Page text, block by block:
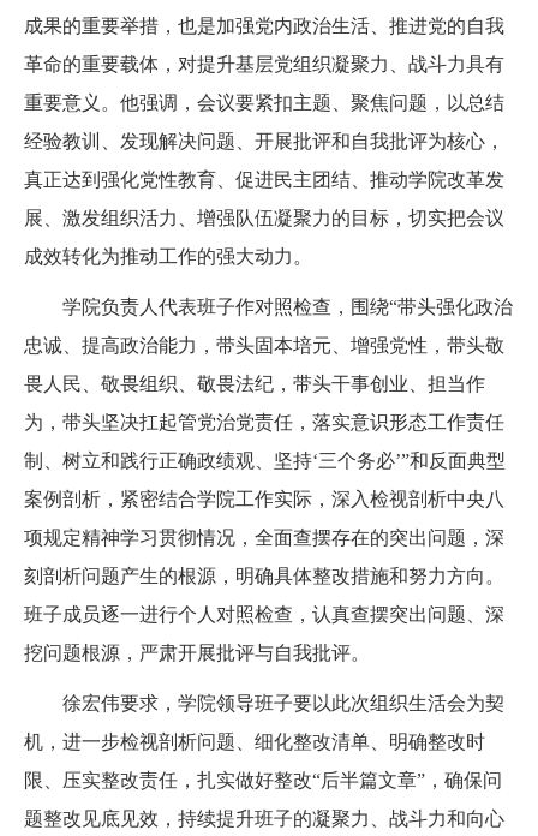
成果的重要举措，也是加强党内政治生活、推进党的自我
革命的重要载体，对提升基层党组织凝聚力、战斗力具有
重要意义。他强调，会议要紧扣主题、聚焦问题，以总结
经验教训、发现解决问题、开展批评和自我批评为核心，
真正达到强化党性教育、促进民主团结、推动学院改革发
展、激发组织活力、增强队伍凝聚力的目标，切实把会议
成效转化为推动工作的强大动力。
学院负责人代表班子作对照检查，围绕“带头强化政治
忠诚、提高政治能力，带头固本培元、增强党性，带头敬
畏人民、敬畏组织、敬畏法纪，带头干事创业、担当作
为，带头坚决扛起管党治党责任，落实意识形态工作责任
制、树立和践行正确政绩观、坚持‘三个务必’”和反面典型
案例剖析，紧密结合学院工作实际，深入检视剖析中央八
项规定精神学习贯彻情况，全面查摆存在的突出问题，深
刻剖析问题产生的根源，明确具体整改措施和努力方向。
班子成员逐一进行个人对照检查，认真查摆突出问题、深
挖问题根源，严肃开展批评与自我批评。
徐宏伟要求，学院领导班子要以此次组织生活会为契
机，进一步检视剖析问题、细化整改清单、明确整改时
限、压实整改责任，扎实做好整改“后半篇文章”，确保问
题整改见底见效，持续提升班子的凝聚力、战斗力和向心